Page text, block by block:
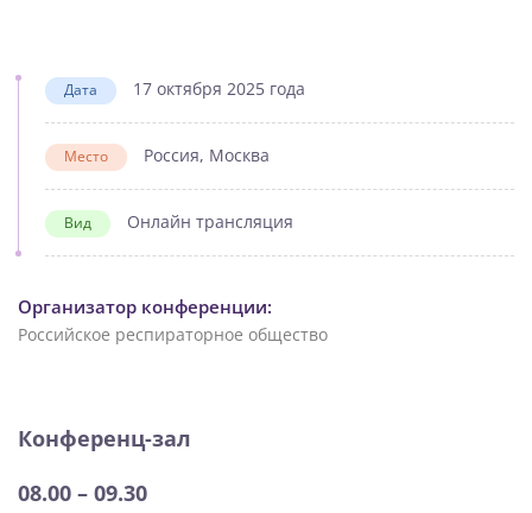
Дата 17 октября 2025 года
Место Россия, Москва
Вид Онлайн трансляция
Организатор конференции:
Российское респираторное общество
Конференц-зал
08.00 – 09.30